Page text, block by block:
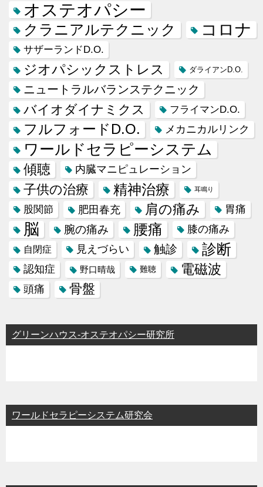
オステオパシー
クラニアルテクニック コロナ
サザーランドD.O.
ジオパシックストレス ダライアンD.O.
ニュートラルバランステクニック
バイオダイナミクス フライマンD.O.
フルフォードD.O. メカニカルリンク
ワールドセラピーシステム
傾聴 内臓マニピュレーション
子供の治療 精神治療 耳鳴り
股関節 肥田春充 肩の痛み 胃痛
脳 腕の痛み 腰痛 膝の痛み
自閉症 見えづらい 触診 診断
認知症 野口晴哉 難聴 電磁波
頭痛 骨盤
グリーンハウス-オステオパシー研究所
ワールドセラピーシステム研究会